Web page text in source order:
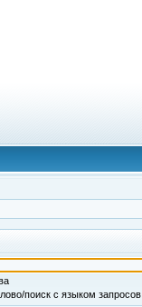
поиск с языком запросов